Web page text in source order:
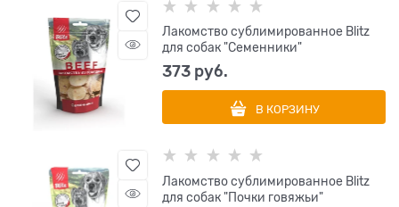
Лакомство сублимированное Blitz
для собак "Семенники"
373 руб.
В КОРЗИНУ
Лакомство сублимированное Blitz
для собак "Почки говяжьи"